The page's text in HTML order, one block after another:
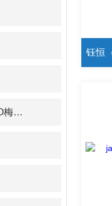
METTLER TOLEDO梅特勒pH计/电导率仪